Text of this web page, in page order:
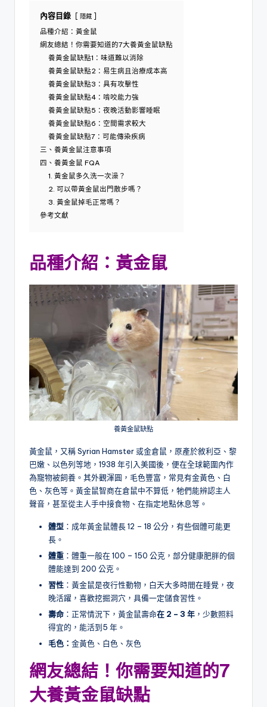
內容目錄 隱藏
品種介紹：黃金鼠
網友總結！你需要知道的7大養黃金鼠缺點
養黃金鼠缺點1：味道難以消除
養黃金鼠缺點2：易生病且治療成本高
養黃金鼠缺點3：具有攻擊性
養黃金鼠缺點4：啃咬能力強
養黃金鼠缺點5：夜晚活動影響睡眠
養黃金鼠缺點6：空間需求較大
養黃金鼠缺點7：可能傳染疾病
三、養黃金鼠注意事項
四、養黃金鼠 FQA
1. 黃金鼠多久洗一次澡？
2. 可以帶黃金鼠出門散步嗎？
3. 黃金鼠掉毛正常嗎？
參考文獻
品種介紹：黃金鼠
養黃金鼠缺點
黃金鼠，又稱 Syrian Hamster 或金倉鼠，原產於敘利亞、黎
巴嫩、以色列等地，1938 年引入美國後，便在全球範圍內作
為寵物被飼養。其外觀渾圓，毛色豐富，常見有金黃色、白
色、灰色等。黃金鼠智商在倉鼠中不算低，牠們能辨認主人
聲音，甚至從主人手中接食物、在指定地點休息等。
體型 ：成年黃金鼠體長 12 – 18 公分，有些個體可能更
長。
體重 ：體重一般在 100 – 150 公克，部分健康肥胖的個
體能達到 200 公克。
習性 ：黃金鼠是夜行性動物，白天大多時間在睡覺，夜
晚活躍，喜歡挖掘洞穴，具備一定儲食習性。
壽命 ：正常情況下，黃金鼠壽命在 2 – 3 年 ，少數照料
得宜的，能活到5 年。
毛色： 金黃色、白色、灰色
網友總結！你需要知道的7
大養黃金鼠缺點